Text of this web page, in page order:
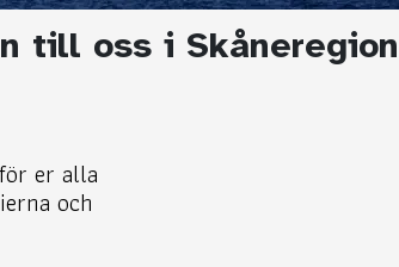
till oss i
er alla
och